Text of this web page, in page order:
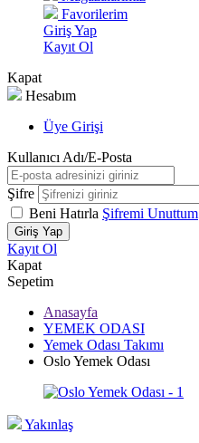
Favorilerim
Giriş Yap
Kayıt Ol
Kapat
Hesabım
Üye Girişi
Kullanıcı Adı/E-Posta
Şifre
Beni Hatırla Şifremi Unuttum
Giriş Yap
Kayıt Ol
Kapat
Sepetim
Anasayfa
YEMEK ODASI
Yemek Odası Takımı
Oslo Yemek Odası
Yakınlaş